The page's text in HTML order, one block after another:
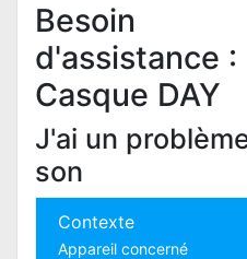
Besoin
d'assistance :
Casque DAY
J'ai un
son
Contexte
Appareil concerné